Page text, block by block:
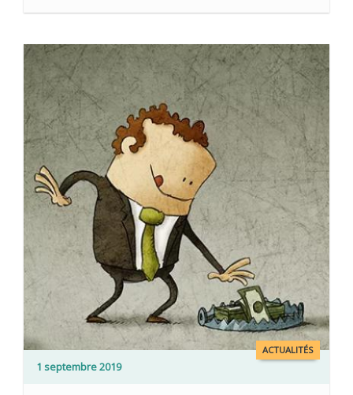
ACTUALITÉS
1 septembre 2019